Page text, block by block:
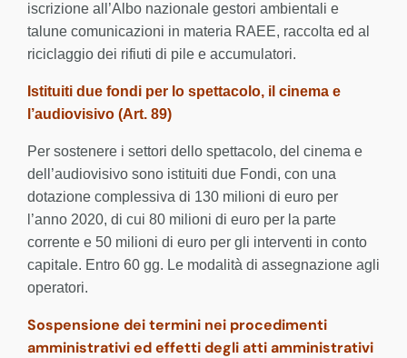
iscrizione all’Albo nazionale gestori ambientali e
talune comunicazioni in materia RAEE, raccolta ed al
riciclaggio dei rifiuti di pile e accumulatori.
Istituiti due fondi per lo spettacolo, il cinema e
l’audiovisivo (Art. 89)
Per sostenere i settori dello spettacolo, del cinema e
dell’audiovisivo sono istituiti due Fondi, con una
dotazione complessiva di 130 milioni di euro per
l’anno 2020, di cui 80 milioni di euro per la parte
corrente e 50 milioni di euro per gli interventi in conto
capitale. Entro 60 gg. Le modalità di assegnazione agli
operatori.
Sospensione dei termini nei procedimenti
amministrativi ed effetti degli atti amministrativi